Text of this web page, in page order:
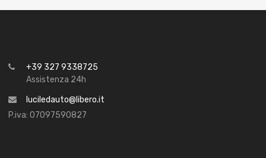
+39 327 9338725
Assistenza 24h
luciledauto@libero.it
P.iva: 07097590827